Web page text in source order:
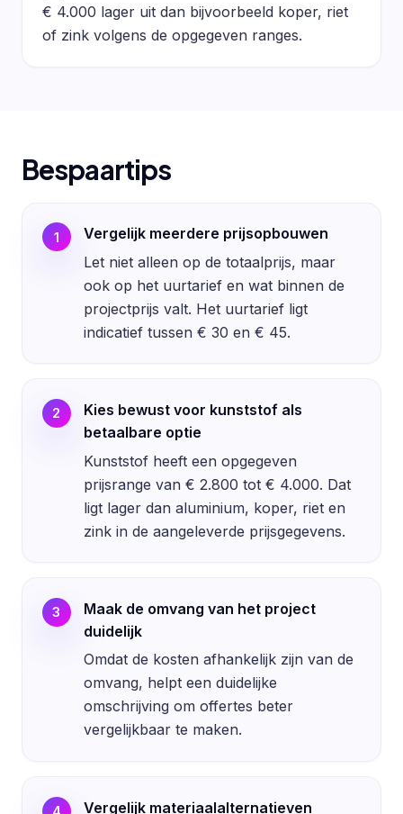
€ 4.000 lager uit dan bijvoorbeeld koper, riet
of zink volgens de opgegeven ranges.
Bespaartips
1
Vergelijk meerdere prijsopbouwen
Let niet alleen op de totaalprijs, maar
ook op het uurtarief en wat binnen de
projectprijs valt. Het uurtarief ligt
indicatief tussen € 30 en € 45.
2
Kies bewust voor kunststof als
betaalbare optie
Kunststof heeft een opgegeven
prijsrange van € 2.800 tot € 4.000. Dat
ligt lager dan aluminium, koper, riet en
zink in de aangeleverde prijsgegevens.
3
Maak de omvang van het project
duidelijk
Omdat de kosten afhankelijk zijn van de
omvang, helpt een duidelijke
omschrijving om offertes beter
vergelijkbaar te maken.
4
Vergelijk materiaalalternatieven